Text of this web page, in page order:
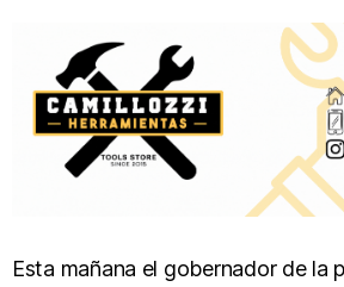
Esta mañana el gobernador de la